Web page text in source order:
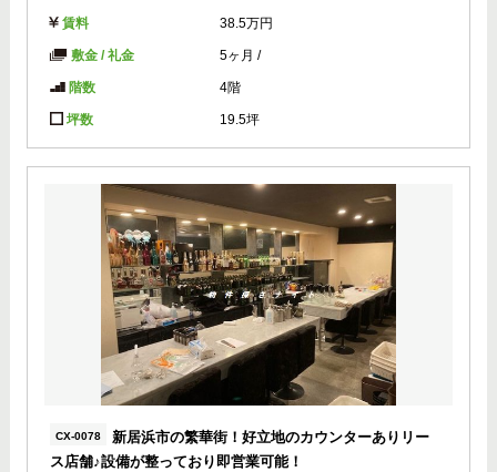
賃料 38.5万円
敷金 / 礼金 5ヶ月 /
階数 4階
坪数 19.5坪
CX-0078
新居浜市の繁華街！好立地のカウンターありリー
ス店舗♪設備が整っており即営業可能！